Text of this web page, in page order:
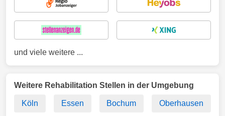
und viele weitere ...
Weitere Rehabilitation Stellen in der Umgebung
Köln Essen Bochum Oberhausen